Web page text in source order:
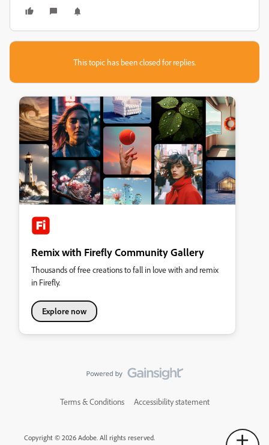
This topic has been closed for replies.
Remix with Firefly Community Gallery
Thousands of free creations to fall in love with and remix
in Firefly.
Explore now
Terms & Conditions Accessibility statement
Copyright © 2026 Adobe. All rights reserved.